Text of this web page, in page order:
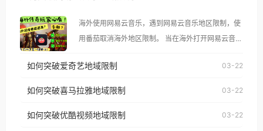
像其他音乐平台一样，出现地区及版权限制问题，且
仅能在中国大陆地区播放。 遇到这个问题的朋友们，
使用番茄回国加速器，即可解决「海外用户收听腾讯
台湾、美国、加拿大、澳大利亚、欧洲等国家和地区
权限制所困扰。
海外使用网易云音乐，遇到网易云音乐地区限制，使
用番茄取消海外地区限制。 当在海外打开网易云音
播放”的提示语。 海外用户如香港、澳门、台湾、美
国、加拿大、澳大利亚、欧洲等国家和地区时，网易
制问题，且仅能在中国大陆地区播放。 遇到这个问题
如何突破爱奇艺地域限制 03-22
如何突破喜马拉雅地域限制 03-22
如何突破优酷视频地域限制 03-22